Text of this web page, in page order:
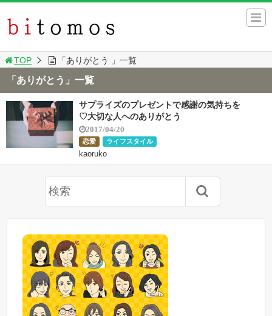
TOP 「ありがとう 」一覧
「ありがとう」一覧
サプライズのプレゼントで感謝の気持ちを
♡大切な人へのありがとう
2017/04/20
恋愛 ライフスタイル
kaoruko